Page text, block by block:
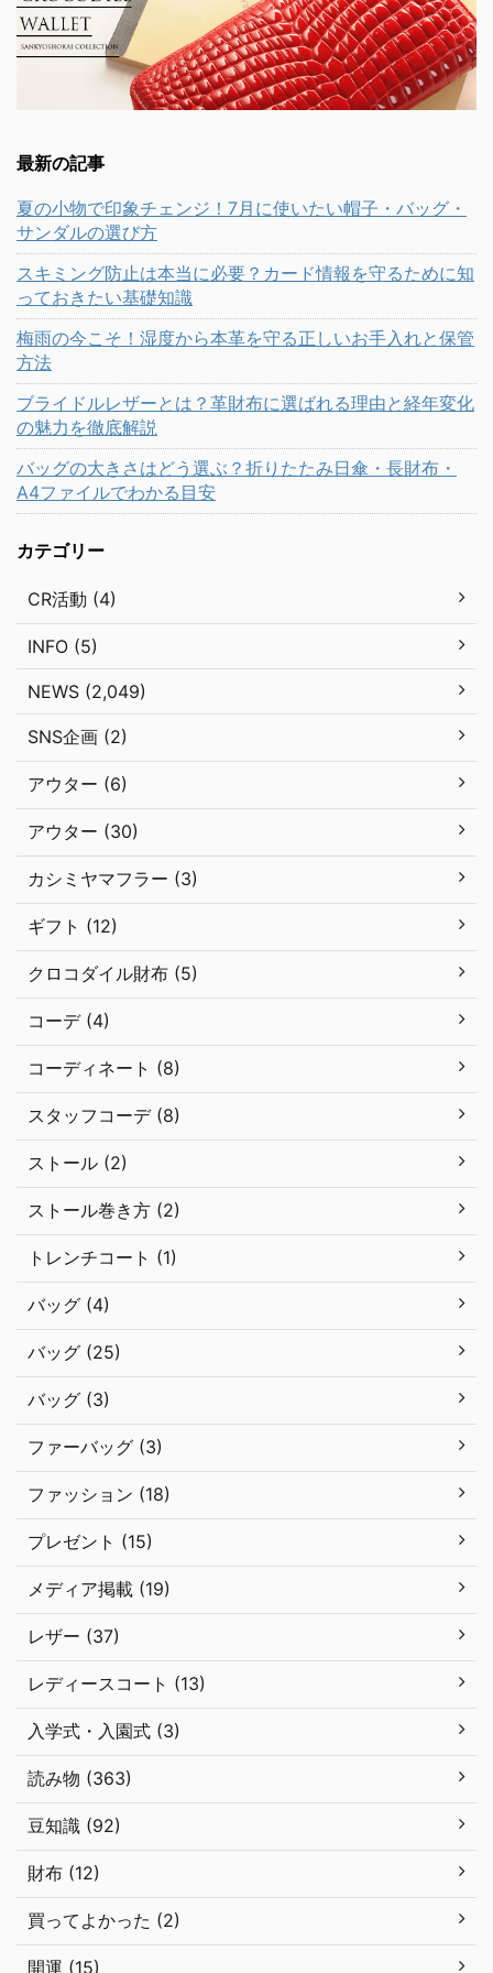
最新の記事
夏の小物で印象チェンジ！7月に使いたい帽子・バッグ・
サンダルの選び方
スキミング防止は本当に必要？カード情報を守るために知
っておきたい基礎知識
梅雨の今こそ！湿度から本革を守る正しいお手入れと保管
方法
ブライドルレザーとは？革財布に選ばれる理由と経年変化
の魅力を徹底解説
バッグの大きさはどう選ぶ？折りたたみ日傘・長財布・
A4ファイルでわかる目安
カテゴリー
CR活動 (4)
INFO (5)
NEWS (2,049)
SNS企画 (2)
アウター (6)
アウター (30)
カシミヤマフラー (3)
ギフト (12)
クロコダイル財布 (5)
コーデ (4)
コーディネート (8)
スタッフコーデ (8)
ストール (2)
ストール巻き方 (2)
トレンチコート (1)
バッグ (4)
バッグ (25)
バッグ (3)
ファーバッグ (3)
ファッション (18)
プレゼント (15)
メディア掲載 (19)
レザー (37)
レディースコート (13)
入学式・入園式 (3)
読み物 (363)
豆知識 (92)
財布 (12)
買ってよかった (2)
開運 (15)